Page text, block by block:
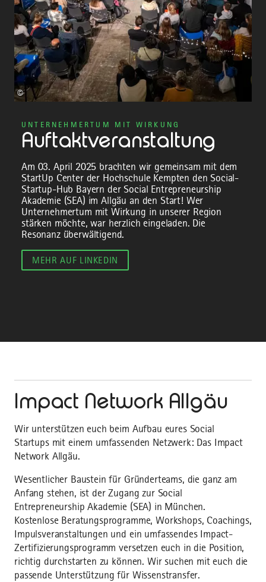
©
UNTERNEHMERTUM MIT WIRKUNG
Auftaktveranstaltung
Am 03. April 2025 brachten wir gemeinsam mit dem
StartUp Center der Hochschule Kempten den Social-
Startup-Hub Bayern der Social Entrepreneurship
Akademie (SEA) im Allgäu an den Start! Wer
Unternehmertum mit Wirkung in unserer Region
stärken möchte, war herzlich eingeladen. Die
Resonanz überwältigend.
MEHR AUF LINKEDIN
Impact Network Allgäu
Wir unterstützen euch beim Aufbau eures Social
Startups mit einem umfassenden Netzwerk: Das Impact
Network Allgäu.
Wesentlicher Baustein für Gründerteams, die ganz am
Anfang stehen, ist der Zugang zur Social
Entrepreneurship Akademie (SEA) in München.
Kostenlose Beratungsprogramme, Workshops, Coachings,
Impulsveranstaltungen und ein umfassendes Impact-
Zertifizierungsprogramm versetzen euch in die Position,
richtig durchstarten zu können. Wir suchen mit euch die
passende Unterstützung für Wissenstransfer.